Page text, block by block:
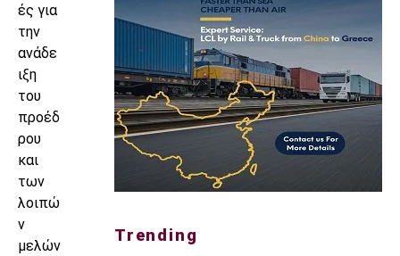
ές για
την
ανάδε
ιξη
του
προέδ
ρου
και
των
λοιπώ
ν
μελών
Trending